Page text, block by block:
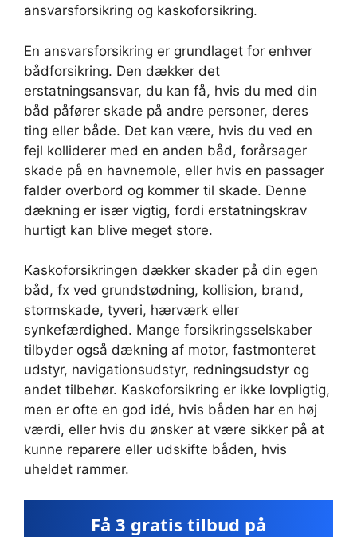
ansvarsforsikring og kaskoforsikring.
En ansvarsforsikring er grundlaget for enhver
bådforsikring. Den dækker det
erstatningsansvar, du kan få, hvis du med din
båd påfører skade på andre personer, deres
ting eller både. Det kan være, hvis du ved en
fejl kolliderer med en anden båd, forårsager
skade på en havnemole, eller hvis en passager
falder overbord og kommer til skade. Denne
dækning er især vigtig, fordi erstatningskrav
hurtigt kan blive meget store.
Kaskoforsikringen dækker skader på din egen
båd, fx ved grundstødning, kollision, brand,
stormskade, tyveri, hærværk eller
synkefærdighed. Mange forsikringsselskaber
tilbyder også dækning af motor, fastmonteret
udstyr, navigationsudstyr, redningsudstyr og
andet tilbehør. Kaskoforsikring er ikke lovpligtig,
men er ofte en god idé, hvis båden har en høj
værdi, eller hvis du ønsker at være sikker på at
kunne reparere eller udskifte båden, hvis
uheldet rammer.
Få 3 gratis tilbud på